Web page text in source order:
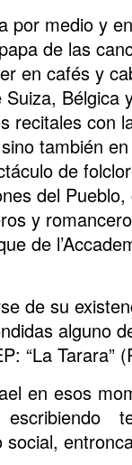
por medio y
de las
en cafés y
Bélgica
recitales con
también
de
del
y
de
de su
alguno
“La Tarara”
en esos
escribiendo
social,